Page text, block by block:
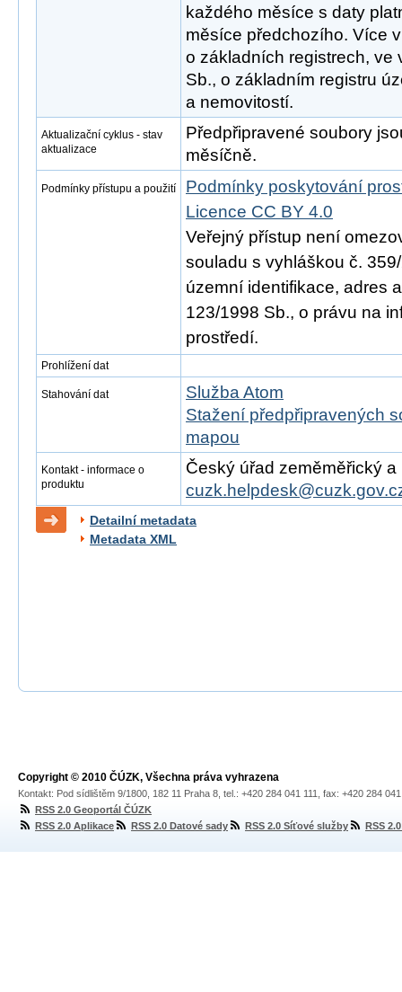
každého měsíce s daty
měsíce předchozího. Více
o základních registrech, ve
Sb., o základním registru
a nemovitostí.
Aktualizační cyklus - stav
aktualizace
Předpřipravené soubory
měsíčně.
Podmínky přístupu a použití
Podmínky poskytování
Licence CC BY 4.0
Veřejný přístup není
souladu s vyhláškou č.
územní identifikace, adres
123/1998 Sb., o právu na
prostředí.
Prohlížení dat
Stahování dat
Služba Atom
Stažení předpřipravených
mapou
Kontakt - informace o
produktu
Český úřad zeměměřický
Detailní metadata
Metadata XML
Copyright © 2010 ČÚZK, Všechna práva vyhrazena
Kontakt: Pod sídlištěm 9/1800, 182 11 Praha 8, tel.: +420 284 041 111, fax: +420 284
RSS 2.0 Geoportál ČÚZK
RSS 2.0 Aplikace
RSS 2.0 Datové sady RSS 2.0 Síťové služby RSS